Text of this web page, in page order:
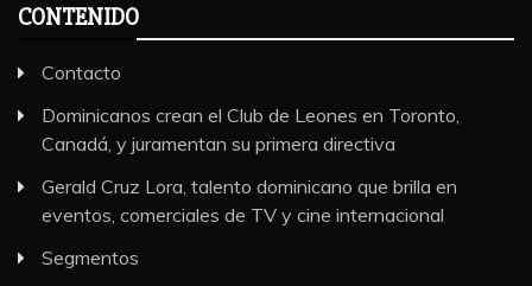
CONTENIDO
Contacto
Dominicanos crean el Club de Leones en Toronto,
Canadá, y juramentan su primera directiva
Gerald Cruz Lora, talento dominicano que brilla en
eventos, comerciales de TV y cine internacional
Segmentos